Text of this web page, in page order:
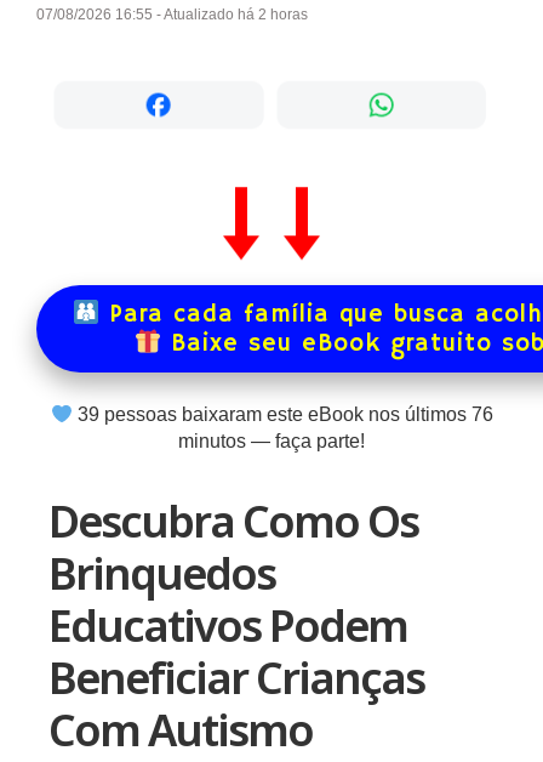
07/08/2026 16:55 - Atualizado há 2 horas
Para cada família que busca
Baixe seu eBook gratuito
39pessoas baixaram este eBook nos últimos 76
minutos — faça parte!
Descubra Como Os
Brinquedos
Educativos Podem
Beneficiar Crianças
Com Autismo